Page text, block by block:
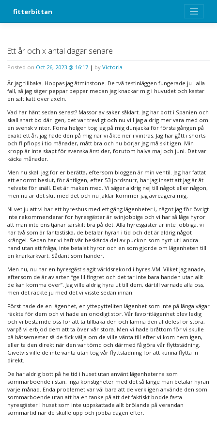
fitterbittan
Ett år och x antal dagar senare
Posted on Oct 26, 2023 @ 16:17 | by Victoria
Är jag tillbaka. Hoppas jag åtminstone. De två testinläggen fungerade ju i alla
fall, så jag säger peppar peppar medan jag knackar mig i huvudet och kastar
en salt katt över axeln.
Vad har hänt sedan senast? Massor av saker såklart. Jag har bott i Spanien och
skall snart bo där igen, det var trevligt och nu vill jag aldrig mer vara med om
en svensk vinter. Förra helgen tog jag på mig dunjacka för första gången på
exakt ett år, jag hade den på mig när vi åkte ner i vintras. Jag har gått i shorts
och flipflops i tio månader, mått bra och nu börjar jag må skit igen. Min
kropp är inte skapt för svenska årstider, förutom halva maj och juni. Det var
käcka månader.
Men nu skall jag för er berätta, eftersom bloggen är min ventil. Jag har fattat
ett enormt beslut, för äntligen, efter 53 jordsnurr, har jag insett att jag är åt
helvete för snäll. Det är maken med. Vi säger aldrig nej till något eller någon,
men nu är det slut med det och nu jäklar kommer jag avreagera mig.
Ni vet ju att vi har ett hyreshus med ett gäng lägenheter i, något jag för övrigt
inte rekommenderar för hyresgäster är svinjobbiga och vi har så låga hyror
att man inte ens tjänar särskilt bra på det. Alla hyresgäster är inte jobbiga, vi
har två som är fantastiska, de betalar hyran i tid och det är aldrig något
krångel. Sedan har vi haft vår beskärda del av puckon som hyrt ut i andra
hand utan att fråga, inte betalat hyror och en som gjorde om lägenheten till
en knarkarkvart. Sådant som händer.
Men nu, nu har en hyresgäst slagit världsrekord i hyres-VM. Vilket jag anade,
eftersom de är av arten “ge lillfingret och det tar inte bara handen utan allt
de kan komma över”. Jag ville aldrig hyra ut till dem, därtill varnade alla oss,
men det räckte ju med det vi visste sedan innan.
Först hade de en lägenhet, en yttepytteliten lägenhet som inte på långa vägar
räckte för dem och vi hade en onödigt stor. Vår favoritlägenhet blev ledig
och vi bestämde oss för att ta tillbaka den och lämna den alldeles för stora,
varpå vi erbjöd dem att ta över vår stora. Men vi hade bråttom för vi skulle
på båtsemester så de fick välja om de ville vänta till efter vi kom hem igen,
eller ta den direkt när den var tömd och därmed få göra vår flyttstädning.
Givetvis ville de inte vänta utan tog vår flyttstädning för att kunna flytta in
direkt.
De har aldrig bott på heltid i huset utan använt lägenheterna som
sommarboende i stan, inga konstigheter med det så länge man betalar hyran
varje månad. Enda problemet var väl bara att de verkligen använde den som
sommarboende utan att ha en tanke på att det faktiskt bodde fasta
hyresgäster i huset som inte uppskattade allt brölande på verandan
sommartid när de skulle upp och jobba dagen efter.